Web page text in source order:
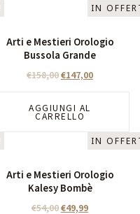
IN
Arti e Mestieri Orologio
Bussola Grande
€158,00€147,00
AGGIUNGI AL
CARRELLO
IN
Arti e Mestieri Orologio
Kalesy Bombè
€54,00€49,99